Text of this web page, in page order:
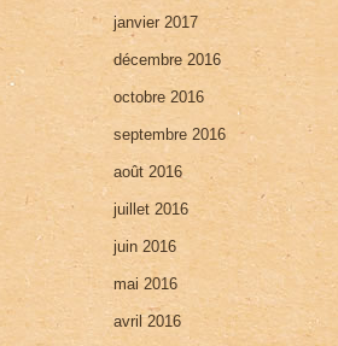
janvier 2017
décembre 2016
octobre 2016
septembre 2016
août 2016
juillet 2016
juin 2016
mai 2016
avril 2016